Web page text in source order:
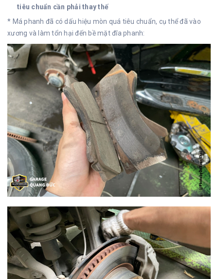
tiêu chuẩn cần phải thay thế
* Má phanh đã có dấu hiệu mòn quá tiêu chuẩn, cụ thể đã vào
xương và làm tổn hại đến bề mặt đĩa phanh: